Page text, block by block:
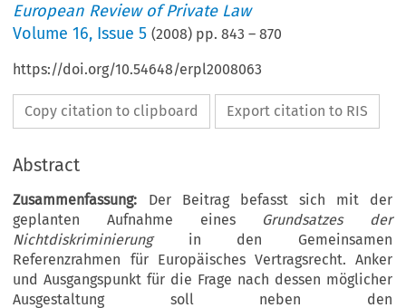
European Review of Private Law
Volume16, Issue 5 (2008) pp.843 –870
https://doi.org/10.54648/erpl2008063
Copy citation to clipboard Export citation to RIS
Abstract
Zusammenfassung: Der Beitrag befasst sich mit der
geplanten Aufnahme eines Grundsatzes der
Nichtdiskriminierungin den Gemeinsamen
Referenzrahmen für Europäisches Vertragsrecht. Anker
und Ausgangspunkt für die Frage nach dessen möglicher
Ausgestaltung soll neben den